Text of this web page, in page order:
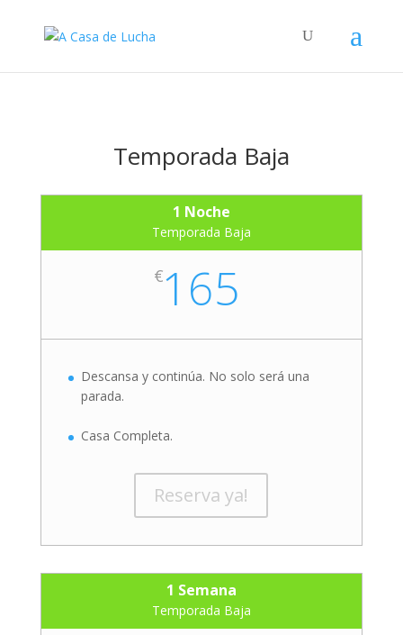
Temporada Baja
1 Noche
Temporada Baja
€165
Descansa y continúa. No solo será una
parada.
Casa Completa.
Reserva ya!
1 Semana
Temporada Baja